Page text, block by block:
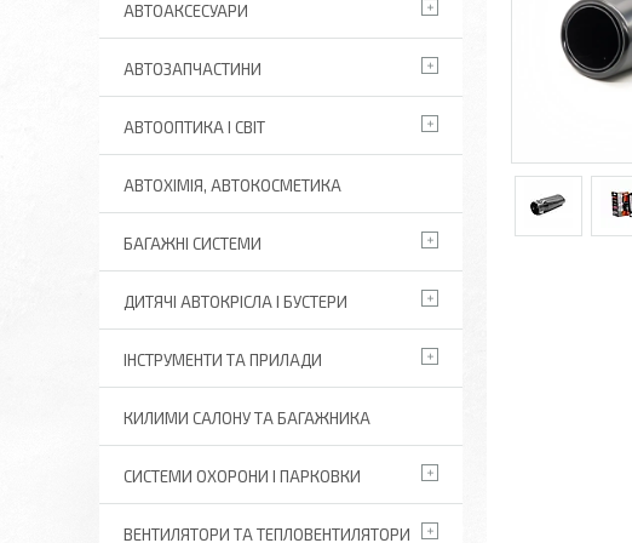
АВТОАКСЕСУАРИ
АВТОЗАПЧАСТИНИ
АВТООПТИКА І СВІТ
АВТОХІМІЯ, АВТОКОСМЕТИКА
БАГАЖНІ СИСТЕМИ
ДИТЯЧІ АВТОКРІСЛА І БУСТЕРИ
ІНСТРУМЕНТИ ТА ПРИЛАДИ
КИЛИМИ САЛОНУ ТА БАГАЖНИКА
СИСТЕМИ ОХОРОНИ І ПАРКОВКИ
ВЕНТИЛЯТОРИ ТА ТЕПЛОВЕНТИЛЯТОРИ